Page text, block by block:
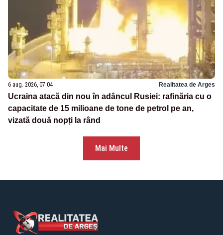
6 aug. 2026, 07:04 Realitatea de Arges
Ucraina atacă din nou în adâncul Rusiei: rafinăria cu o
capacitate de 15 milioane de tone de petrol pe an,
vizată două nopți la rând
Mai Multe